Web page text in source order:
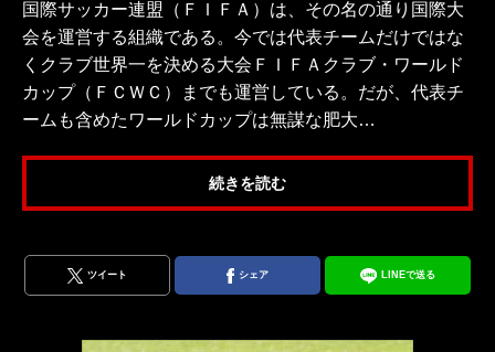
国際サッカー連盟（ＦＩＦＡ）は、その名の通り国際大
会を運営する組織である。今では代表チームだけではな
くクラブ世界一を決める大会ＦＩＦＡクラブ・ワールド
カップ（ＦＣＷＣ）までも運営している。だが、代表チ
ームも含めたワールドカップは無謀な肥大…
続きを読む
ツイート シェア LINEで送る